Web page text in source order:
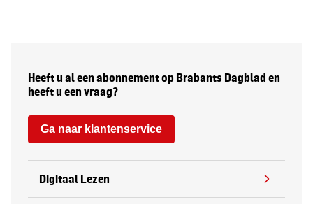
Heeft u al een abonnement op Brabants Dagblad en
heeft u een vraag?
Ga naar klantenservice
Digitaal Lezen